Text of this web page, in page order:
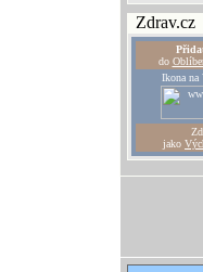
Zdrav.cz
do
Ikona na
jako